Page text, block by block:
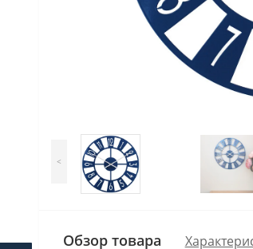
<
Обзор товара